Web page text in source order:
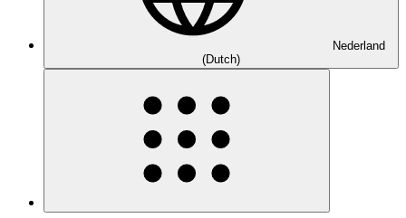
Nederland
(Dutch)